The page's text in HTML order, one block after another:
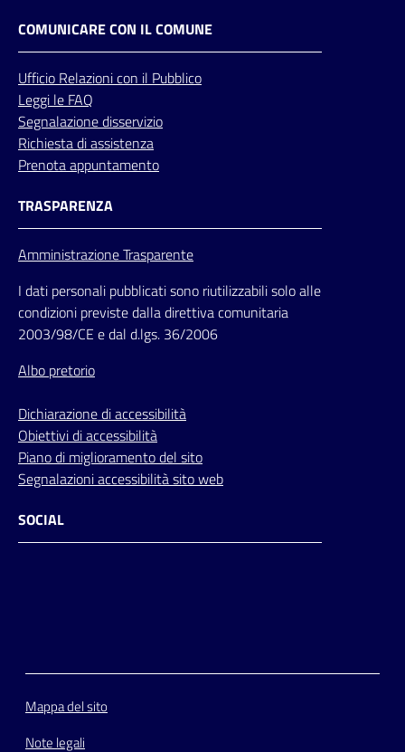
COMUNICARE CON IL COMUNE
Ufficio Relazionicon il Pubblico
Leggi le FAQ
Segnalazione disservizio
Richiesta di assistenza
Prenota appuntamento
TRASPARENZA
Amministrazione Trasparente
I dati personali pubblicati sono riutilizzabili solo alle
condizioni previste dalla direttiva comunitaria
2003/98/CE e dal d.lgs. 36/2006
Albo pretorio
Dichiarazione di accessibilità
Obiettivi di accessibilità
Piano di miglioramento del sito
Segnalazioni accessibilità sito web
SOCIAL
Mappa del sito
Note legali